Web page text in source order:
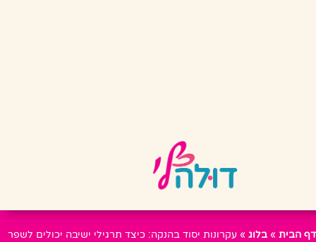
דף הבית » בלוג » עקרונות יסוד בהנקה: כיצד תרגילי ישיבה יכולים לשפר